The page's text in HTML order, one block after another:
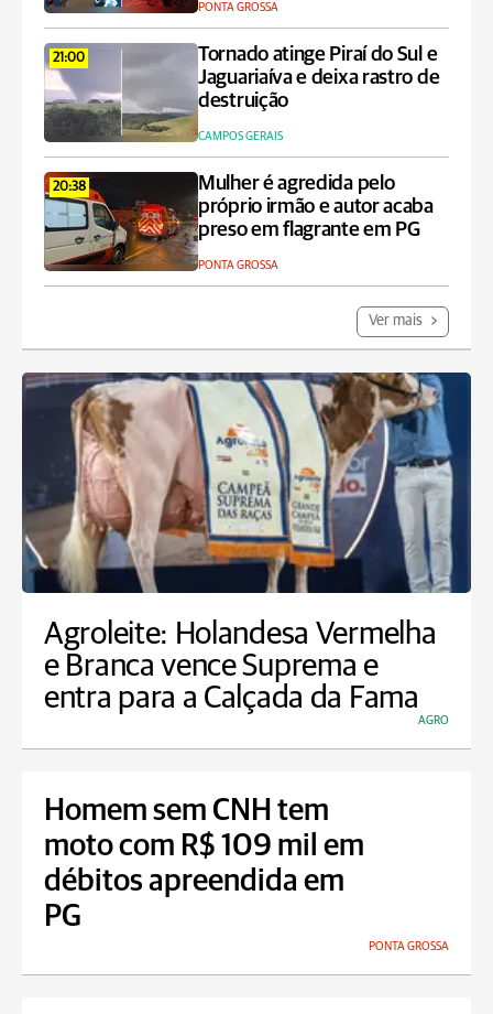
PONTA GROSSA
21:00
Tornado atinge Piraí do Sul e
Jaguariaíva e deixa rastro de
destruição
CAMPOS GERAIS
20:38
Mulher é agredida pelo
próprio irmão e autor acaba
preso em flagrante em PG
PONTA GROSSA
Ver mais
Agroleite: Holandesa Vermelha
e Branca vence Suprema e
entra para a Calçada da Fama
AGRO
Homem sem CNH tem
moto com R$ 109 mil em
débitos apreendida em
PG
PONTA GROSSA